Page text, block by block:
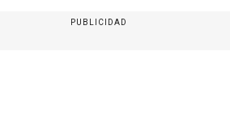
PUBLICIDAD